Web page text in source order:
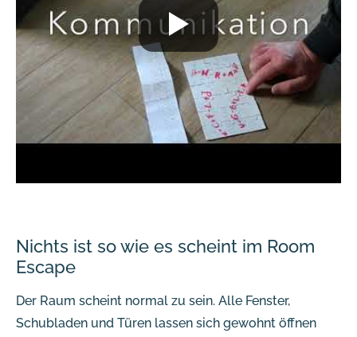
Nichts ist so wie es scheint im Room
Escape
Der Raum scheint normal zu sein. Alle Fenster,
Schubladen und Türen lassen sich gewohnt öffnen